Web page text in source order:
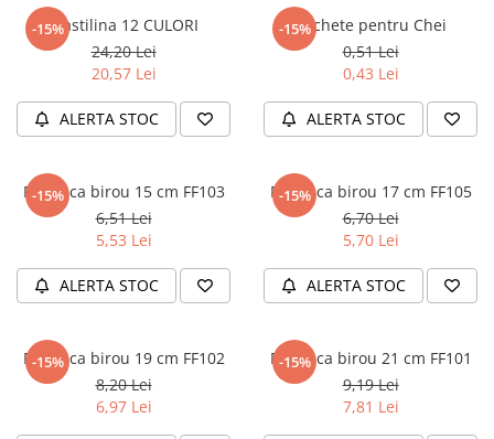
Sport
Starea de bine
Terapii Alternative
AudioBook
Biografii, Memorii, Jurnale
Carti erotice
Adult
Literatura Romana
Literatura Universala
-15%Plastilina 12 CULORI
24,20 Lei
20,57 Lei
ALERTA STOC
-15%Etichete pentru Chei
0,51 Lei
0,43 Lei
ALERTA STOC
-15%
Foarfeca birou 15 cm FF103
6,51 Lei
5,53 Lei
ALERTA STOC
-15%
Foarfeca birou 17 cm FF105
6,70 Lei
5,70 Lei
ALERTA STOC
-15%
Foarfeca birou 19 cm FF102
8,20 Lei
6,97 Lei
-15%
Foarfeca birou 21 cm FF101
9,19 Lei
7,81 Lei